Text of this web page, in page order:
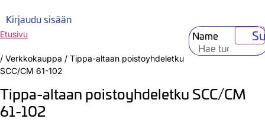
Kirjaudu sisään
Name
Etusivu
/ Verkkokauppa / Tippa-altaan poistoyhdeletku
SCC/CM 61-102
Tippa-altaan poistoyhdeletku SCC/CM
61-102